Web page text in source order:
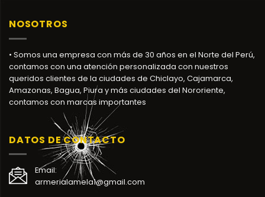
NOSOTROS
• Somos una empresa con más de 30 años en el Norte del Perú,
contamos con una atención personalizada con nuestros
queridos clientes de la ciudades de Chiclayo, Cajamarca,
Amazonas, Bagua, Piura y más ciudades del Nororiente,
contamos con marcas importantes
DATOS DE CONTACTO
Email:
armerialamela1@gmail.com